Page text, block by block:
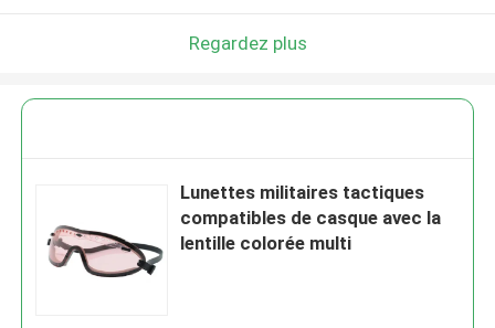
Regardez plus
Lunettes militaires tactiques
compatibles de casque avec la
lentille colorée multi